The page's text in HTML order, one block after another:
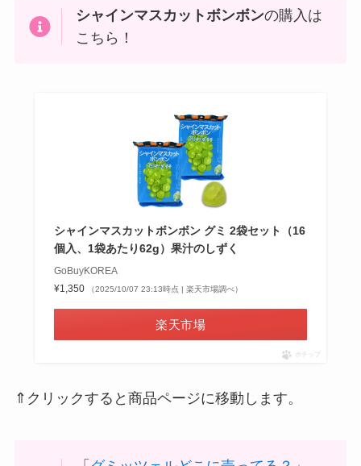
シャインマスカットボンボンの購入は
こちら！
シャインマスカットボンボン グミ 2袋セット（16
個入、1袋あたり62g）果汁のしずく
GoBuyKOREA
¥1,350
（2025/10/07 23:13時点 | 楽天市場調べ）
楽天市場
ポチップ
⇑クリックすると商品ページに移動します。